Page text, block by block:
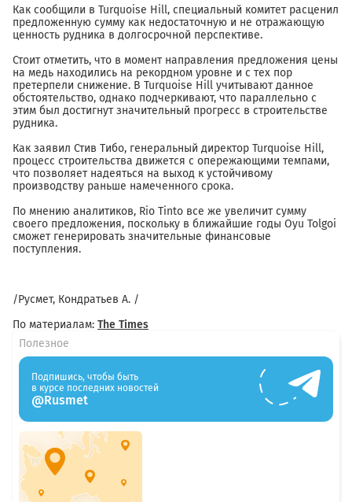
Как сообщили в Turquoise Hill, специальный комитет расценил
предложенную сумму как недостаточную и не отражающую
ценность рудника в долгосрочной перспективе.
Стоит отметить, что в момент направления предложения цены
на медь находились на рекордном уровне и с тех пор
претерпели снижение. В Turquoise Hill учитывают данное
обстоятельство, однако подчеркивают, что параллельно с
этим был достигнут значительный прогресс в строительстве
рудника.
Как заявил Стив Тибо, генеральный директор Turquoise Hill,
процесс строительства движется с опережающими темпами,
что позволяет надеяться на выход к устойчивому
производству раньше намеченного срока.
По мнению аналитиков, Rio Tinto все же увеличит сумму
своего предложения, поскольку в ближайшие годы Oyu Tolgoi
сможет генерировать значительные финансовые
поступления.
/Русмет, Кондратьев А. /
По материалам: The Times
Полезное
Подпишись, чтобы быть
в курсе последних новостей
@Rusmet